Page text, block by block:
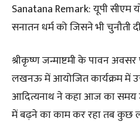
Sanatana Remark: यूपी सीएम
सनातन धर्म को जिसने भी चुनौती
श्रीकृष्ण जन्माष्टमी के पावन
लखनऊ में आयोजित कार्यक्रम में
आदित्यनाथ ने कहा आज का समय
में बढ़ने का काम कर रहा तब कुछ